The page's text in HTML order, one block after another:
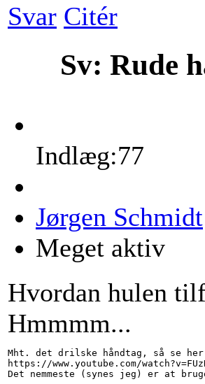
Svar Citér
Sv: Rude
Indlæg:77
Jørgen Schmidt
Meget aktiv
Hvordan hulen
Hmmmm...
Mht. det drilske håndtag, så se
https://www.youtube.com/